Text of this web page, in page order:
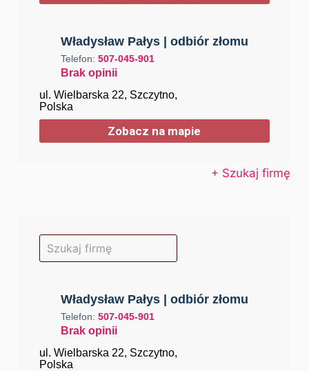
Władysław Pałys | odbiór złomu
Telefon: 507-045-901
Brak opinii
ul. Wielbarska 22, Szczytno,
Polska
Zobacz na mapie
+ Szukaj firmę
Władysław Pałys | odbiór złomu
Telefon: 507-045-901
Brak opinii
ul. Wielbarska 22, Szczytno,
Polska